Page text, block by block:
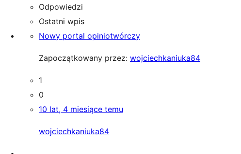
Odpowiedzi
Ostatni wpis
Nowy portal opiniotwórczy
Zapoczątkowany przez: wojciechkaniuka84
1
0
10 lat, 4 miesiące temu
wojciechkaniuka84